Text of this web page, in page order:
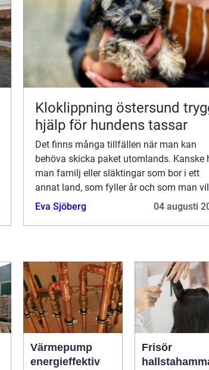
Kloklippning östersund trygg
hjälp för hundens tassar
Det finns många tillfällen när man kan
behöva skicka paket utomlands. Kanske
man familj eller släktingar som bor i ett
annat land, som fyller år och som man vill
överraska med en present. Kanske vill
Eva Sjöberg 04 augusti
Värmepump
energieffektiv
Frisör